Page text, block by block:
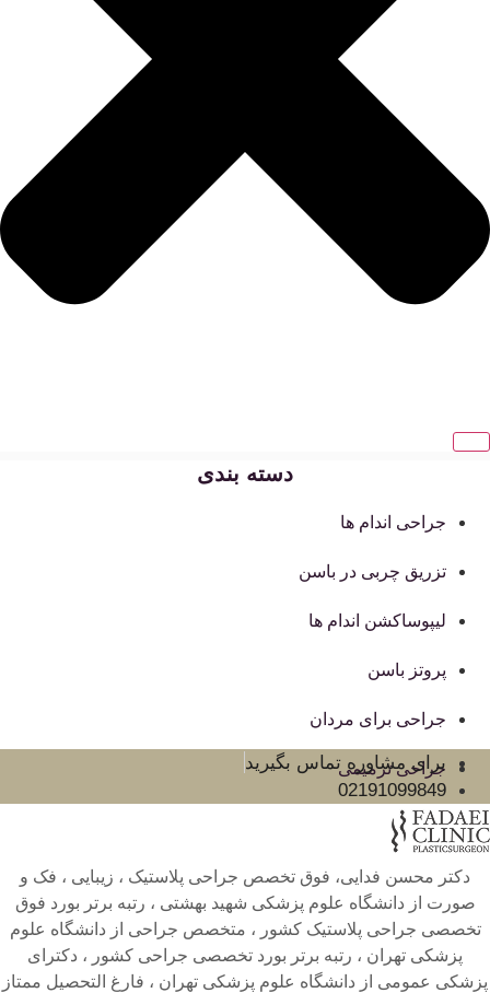
دسته بندی
جراحی اندام ها
تزریق چربی در باسن
لیپوساکشن اندام ها
پروتز باسن
جراحی برای مردان
جراحی ترمیمی
برای مشاوره تماس بگیرید
02191099849
دکتر محسن فدایی، فوق تخصص جراحی پلاستیک ، زیبایی ، فک و
صورت از دانشگاه علوم پزشکی شهید بهشتی ، رتبه برتر بورد فوق
تخصصی جراحی پلاستیک کشور ، متخصص جراحی از دانشگاه علوم
پزشکی تهران ، رتبه برتر بورد تخصصی جراحی کشور ، دکترای
پزشکی عمومی از دانشگاه علوم پزشکی تهران ، فارغ التحصیل ممتاز